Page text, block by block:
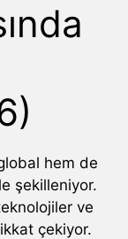
hem de
şekilleniyor.
ve
çekiyor.